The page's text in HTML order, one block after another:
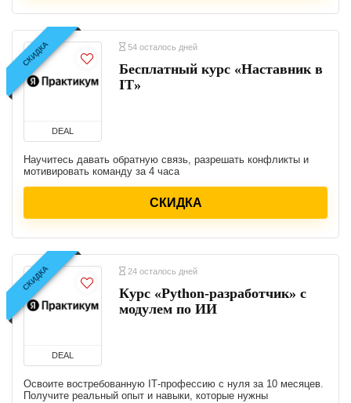
СКИДКА
DEAL
54 осталось дней
Бесплатный курс «Наставник в
IT»
Научитесь давать обратную связь, разрешать конфликты и
мотивировать команду за 4 часа
СКИДКА
СКИДКА
DEAL
24 осталось дней
Курс «Python-разработчик» с
модулем по ИИ
Освоите востребованную IT‑профессию с нуля за 10 месяцев.
Получите реальный опыт и навыки, которые нужны